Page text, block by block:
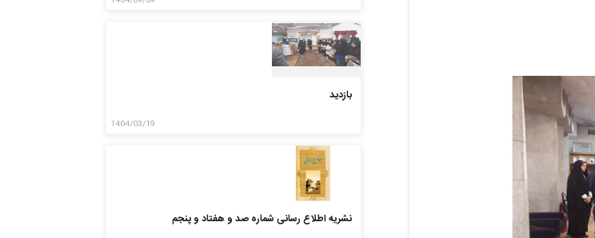
بازدید
1404/03/19
نشریه اطلاع رسانی شماره صد و هفتاد و پنجم